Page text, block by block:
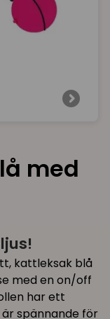
med
kattleksak blå
med en on/off
har ett
spännande för